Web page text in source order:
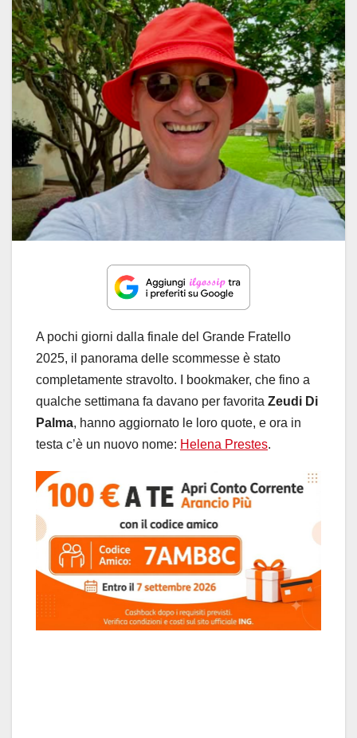
A pochi giorni dalla finale del Grande Fratello
2025, il panorama delle scommesse è stato
completamente stravolto. I bookmaker, che fino a
qualche settimana fa davano per favorita Zeudi Di
Palma, hanno aggiornato le loro quote, e ora in
testa c’è un nuovo nome: Helena Prestes.